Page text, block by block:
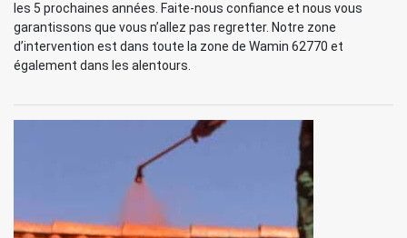
les 5 prochaines années. Faite-nous confiance et nous vous
garantissons que vous n’allez pas regretter. Notre zone
d’intervention est dans toute la zone de Wamin 62770 et
également dans les alentours.